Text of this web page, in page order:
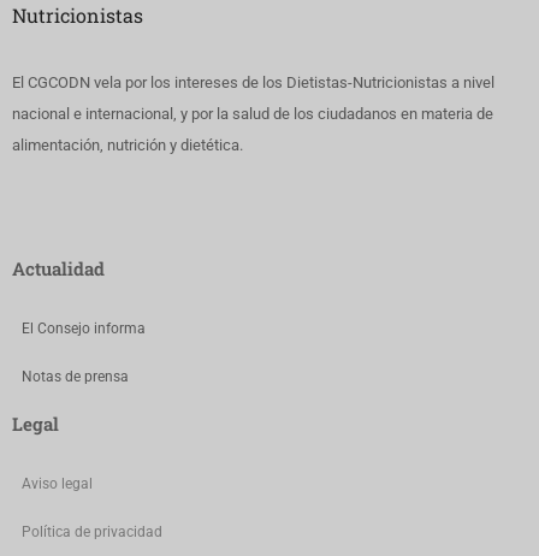
Nutricionistas
El CGCODN vela por los intereses de los Dietistas-Nutricionistas a nivel
nacional e internacional, y por la salud de los ciudadanos en materia de
alimentación, nutrición y dietética.
Actualidad
El Consejo informa
Notas de prensa
Legal
Aviso legal
Política de privacidad